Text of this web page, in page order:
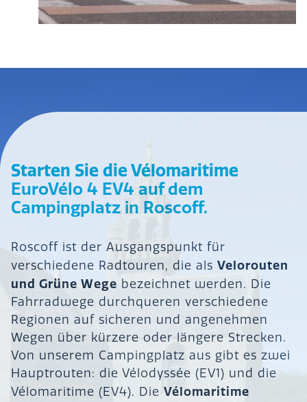
Starten Sie die Vélomaritime
EuroVélo 4 EV4 auf dem
Campingplatz in Roscoff.
Roscoff ist der Ausgangspunkt für
verschiedene Radtouren, die als Velorouten
und Grüne Wege bezeichnet werden. Die
Fahrradwege durchqueren verschiedene
Regionen auf sicheren und angenehmen
Wegen über kürzere oder längere Strecken.
Von unserem Campingplatz aus gibt es zwei
Hauptrouten: die Vélodyssée (EV1) und die
Vélomaritime (EV4). Die Vélomaritime